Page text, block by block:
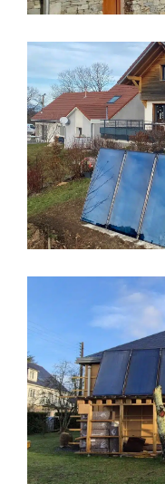
LA